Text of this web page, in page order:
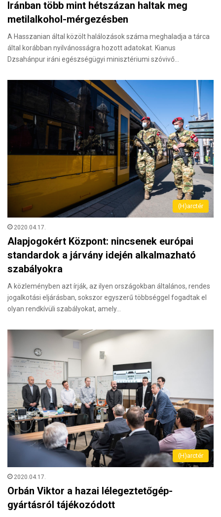
Iránban több mint hétszázan haltak meg
metilalkohol-mérgezésben
A Hasszanian által közölt halálozások száma meghaladja a tárca
által korábban nyilvánosságra hozott adatokat. Kianus
Dzsahánpur iráni egészségügyi minisztériumi szóvivő…
(H)arctér
2020.04.17.
Alapjogokért Központ: nincsenek európai
standardok a járvány idején alkalmazható
szabályokra
A közleményben azt írják, az ilyen országokban általános, rendes
jogalkotási eljárásban, sokszor egyszerű többséggel fogadtak el
olyan rendkívüli szabályokat, amely…
(H)arctér
2020.04.17.
Orbán Viktor a hazai lélegeztetőgép-
gyártásról tájékozódott